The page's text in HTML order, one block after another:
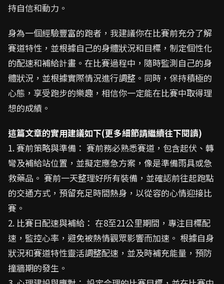
持自信和動力。
身為一個經驗豐富的跑者，我建議你在比賽前充分了解
賽道特性，並根據自己的身體狀況和目標，制定個性化
的配速和補給計畫。在比賽過程中，隨時監測自己的身
體狀況，並根據實際情況進行調整。同時，保持積極的
心態，享受跑步的樂趣，相信你一定能在比賽中取得理
想的成績。
這篇文章的實用建議如下(更多細節請繼續往下閱讀)
1. 賽前策略與準備： 賽前務必熟悉賽道，包含起伏、轉
彎及補給站位置，並擬定應急方案，像是準備雨具或急
救藥品。 賽前一天整理好所有裝備，並確認前往起跑點
的交通方式，預留充足時間熱身，以從容的心情迎接比
賽。
2. 比賽日配速與補給： 在8至21公里期間，專注目標配
速，監控心率，避免被熱情觀眾影響而加速。 根據自身
狀況和賽道特性靈活調整配速，並及時補充能量，預防
撞牆期的發生。